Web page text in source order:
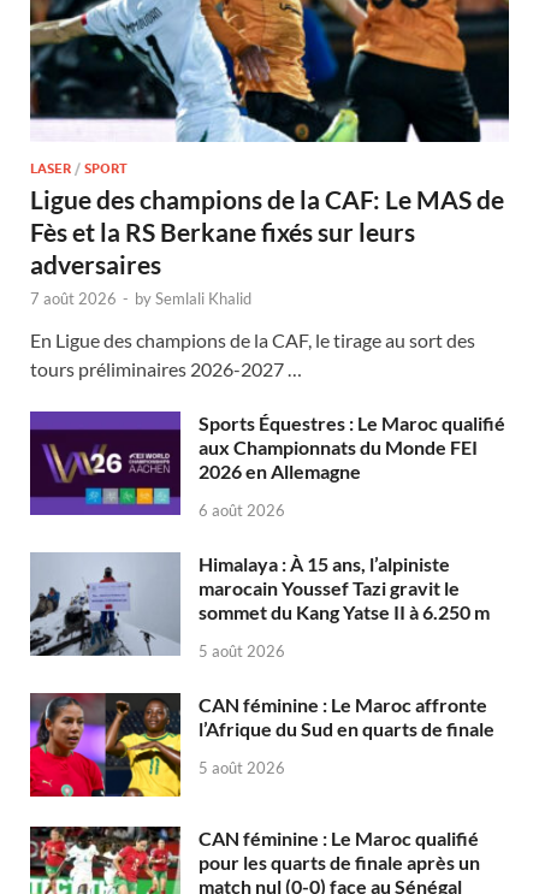
LASER / SPORT
Ligue des champions de la CAF: Le MAS de
Fès et la RS Berkane fixés sur leurs
adversaires
7 août 2026 - bySemlali Khalid
En Ligue des champions de la CAF, le tirage au sort des
tours préliminaires 2026-2027 …
Sports Équestres : Le Maroc qualifié
aux Championnats du Monde FEI
2026 en Allemagne
6 août 2026
Himalaya : À 15 ans, l’alpiniste
marocain Youssef Tazi gravit le
sommet du Kang Yatse II à 6.250 m
5 août 2026
CAN féminine : Le Maroc affronte
l’Afrique du Sud en quarts de finale
5 août 2026
CAN féminine : Le Maroc qualifié
pour les quarts de finale après un
match nul (0-0) face au Sénégal